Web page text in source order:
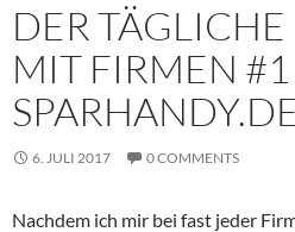
DER
MIT FIRMEN #1
6. JULI 2017 0 COMMENTS
Nachdem ich mir bei fast jeder